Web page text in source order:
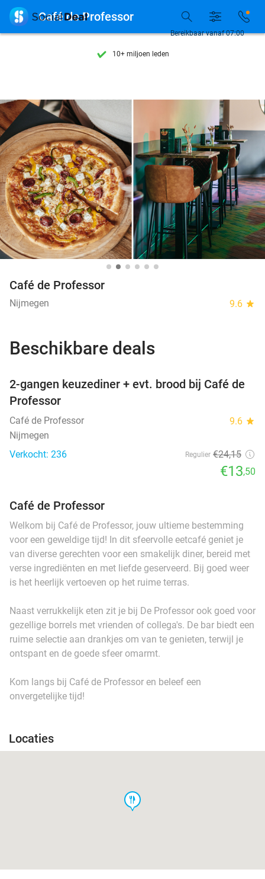
7 dagen per week beschikbaar
10+ miljoen leden
10+ miljoen leden
Bereikbaar vanaf 07:00
 Café de Professor
Café de Professor
Nijmegen 9.6 star
Beschikbare deals
2-gangen keuzediner + evt. brood bij Café de
Professor
Café de Professor 9.6 star
Nijmegen
Verkocht: 236
Regulier €24,15
€13,50
Café de Professor
Welkom bij Café de Professor, jouw ultieme bestemming
voor een geweldige tijd! In dit sfeervolle eetcafé geniet je
van diverse gerechten voor een smakelijk diner, bereid met
verse ingrediënten en met liefde geserveerd. Bij goed weer
is het heerlijk vertoeven op het ruime terras.
Naast verrukkelijk eten zit je bij De Professor ook goed voor
gezellige borrels met vrienden of collega's. De bar biedt een
ruime selectie aan drankjes om van te genieten, terwijl je
ontspant en de goede sfeer omarmt.
Kom langs bij Café de Professor en beleef een
onvergetelijke tijd!
Locaties
food